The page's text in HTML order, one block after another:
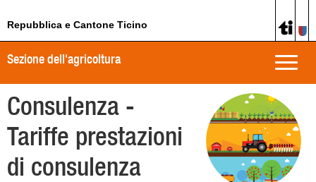
Repubblica e Cantone Ticino
Toggle
Sezione dell'agricoltura
Consulenza -
Tariffe prestazioni
di consulenza